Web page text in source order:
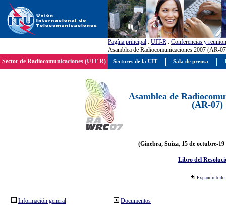
Pagína principal : UIT-R : Conferencias y
Asamblea de Radiocomunicaciones 2007 (AR-
Sector de Radiocomunicaciones (UIT-R)
Asamblea de
(AR-07)
(Ginebra, Suiza, 15 de octubre-19
Libro del
Expandir todo
Información general Documentos
Sectores de la UIT Sala de prensa